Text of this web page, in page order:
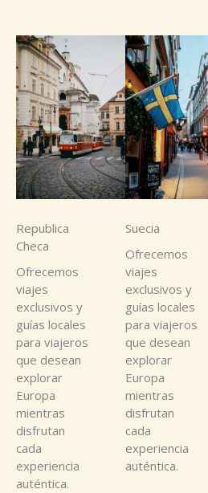
Republica
Checa
Ofrecemos
viajes
exclusivos y
guías locales
para viajeros
que desean
explorar
Europa
mientras
disfrutan
cada
experiencia
auténtica.
Suecia
Ofrecemos
viajes
exclusivos y
guías locales
para viajeros
que desean
explorar
Europa
mientras
disfrutan
cada
experiencia
auténtica.